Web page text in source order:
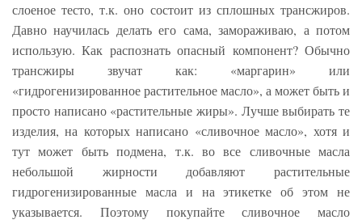
слоеное тесто, т.к. оно состоит из сплошных трансжиров.
Давно научилась делать его сама, замораживаю, а потом
использую. Как распознать опасный компонент? Обычно
трансжиры звучат как: «маргарин» или
«гидрогенизированное растительное масло», а может быть и
просто написано «растительные жиры». Лучше выбирать те
изделия, на которых написано «сливочное масло», хотя и
тут может быть подмена, т.к. во все сливочные масла
небольшой жирности добавляют растительные
гидрогенизированные масла и на этикетке об этом не
указывается. Поэтому покупайте сливочное масло